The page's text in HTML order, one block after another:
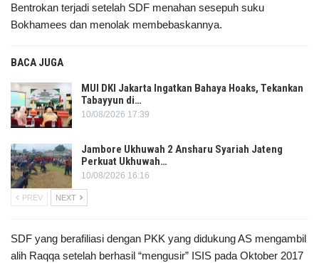
Bentrokan terjadi setelah SDF menahan sesepuh suku
Bokhamees dan menolak membebaskannya.
BACA JUGA
MUI DKI Jakarta Ingatkan Bahaya Hoaks, Tekankan
Tabayyun di…
10/08/2026 17:39
Jambore Ukhuwah 2 Ansharu Syariah Jateng
Perkuat Ukhuwah…
10/08/2026 16:16
PREV NEXT
SDF yang berafiliasi dengan PKK yang didukung AS mengambil
alih Raqqa setelah berhasil “mengusir” ISIS pada Oktober 2017